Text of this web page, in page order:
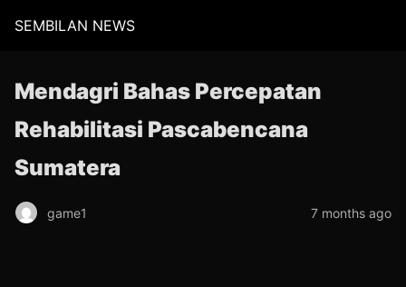
SEMBILAN NEWS
Mendagri Bahas Percepatan
Rehabilitasi Pascabencana
Sumatera
game1 7 months ago